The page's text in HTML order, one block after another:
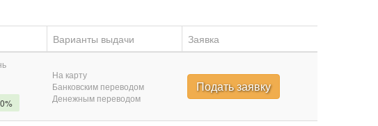
Варианты выдачи Заявка
На карту
Банковским переводом
Денежным переводом
Подать заявку